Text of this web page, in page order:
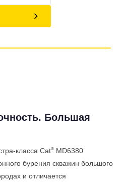
Большая
класса Cat® MD6380
бурения скважин большого
и отличается